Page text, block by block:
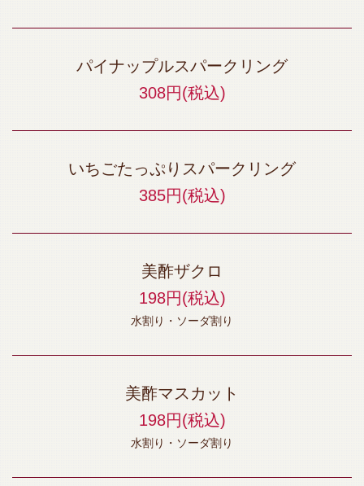
パイナップルスパークリング
308円(税込)
いちごたっぷりスパークリング
385円(税込)
美酢ザクロ
198円(税込)
水割り・ソーダ割り
美酢マスカット
198円(税込)
水割り・ソーダ割り